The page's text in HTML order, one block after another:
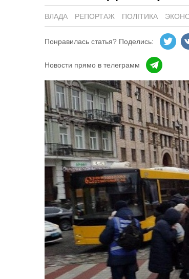
ВЛАДА РЕПОРТАЖ ПОЛІТИКА
Понравилась статья? Поделись:
Новости прямо в телеграмм